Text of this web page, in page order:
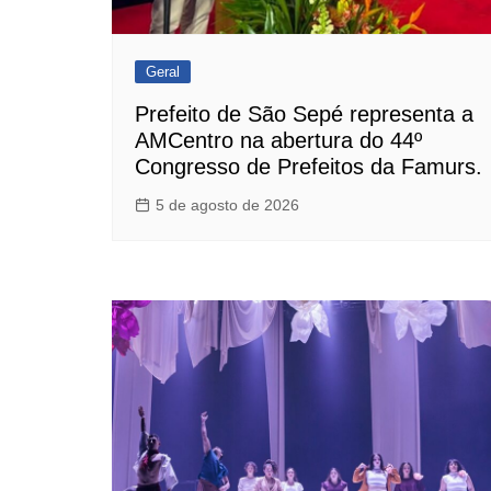
Geral
Prefeito de São Sepé representa a
AMCentro na abertura do 44º
Congresso de Prefeitos da Famurs.
5 de agosto de 2026